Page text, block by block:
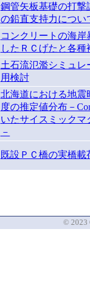
鋼管矢板基礎の打撃
の鉛直支持力につい
コンクリートの海岸
したＲＣげたと各
土石流氾濫シミュ
用検討
北海道における地震
度の推定値分布－
いたサイスミック
－
既設ＰＣ橋の実橋載
© 2023